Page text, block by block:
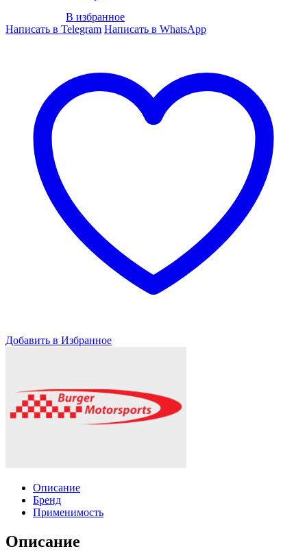
|
В избранное
Написать в Telegram Написать в WhatsApp
Добавить в Избранное
Описание
Бренд
Применимость
Описание